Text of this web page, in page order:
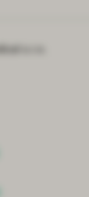
s.r.o.